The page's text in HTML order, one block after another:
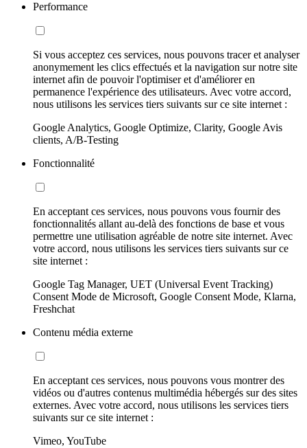
Performance
Si vous acceptez ces services, nous pouvons tracer et analyser
anonymement les clics effectués et la navigation sur notre site
internet afin de pouvoir l'optimiser et d'améliorer en
permanence l'expérience des utilisateurs. Avec votre accord,
nous utilisons les services tiers suivants sur ce site internet :
Google Analytics, Google Optimize, Clarity, Google Avis
clients, A/B-Testing
Fonctionnalité
En acceptant ces services, nous pouvons vous fournir des
fonctionnalités allant au-delà des fonctions de base et vous
permettre une utilisation agréable de notre site internet. Avec
votre accord, nous utilisons les services tiers suivants sur ce
site internet :
Google Tag Manager, UET (Universal Event Tracking)
Consent Mode de Microsoft, Google Consent Mode, Klarna,
Freshchat
Contenu média externe
En acceptant ces services, nous pouvons vous montrer des
vidéos ou d'autres contenus multimédia hébergés sur des sites
externes. Avec votre accord, nous utilisons les services tiers
suivants sur ce site internet :
Vimeo, YouTube